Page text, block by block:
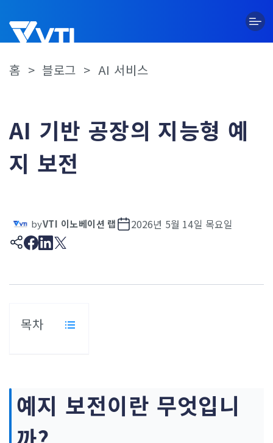
to
content
홈 > 블로그 > AI 서비스
AI 기반 공장의 지능형 예
지 보전
byVTI 이노베이션 랩 2026년 5월 14일 목요일
목차
예지 보전이란 무엇입니